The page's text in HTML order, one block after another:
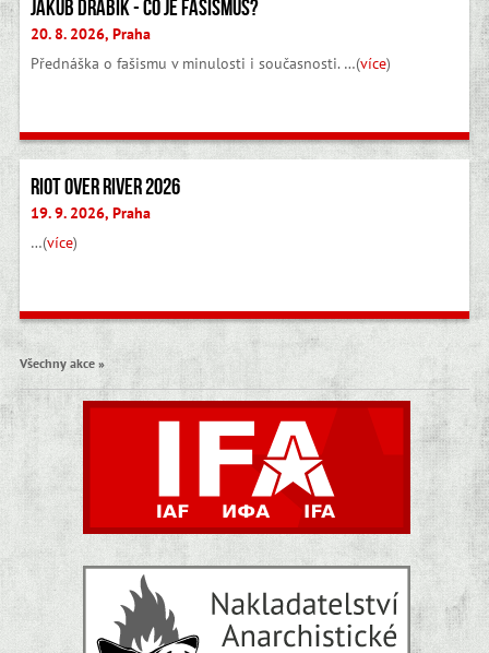
Jakub Drábik - Co je fašismus?
20. 8. 2026, Praha
Přednáška o fašismu v minulosti i současnosti. …(více)
Riot Over River 2026
19. 9. 2026, Praha
…(více)
Všechny akce »